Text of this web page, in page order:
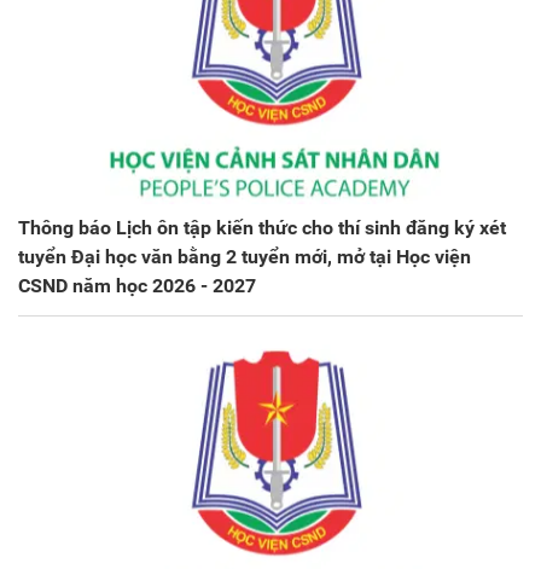
Thông báo Lịch ôn tập kiến thức cho thí sinh đăng ký xét
tuyển Đại học văn bằng 2 tuyển mới, mở tại Học viện
CSND năm học 2026 - 2027